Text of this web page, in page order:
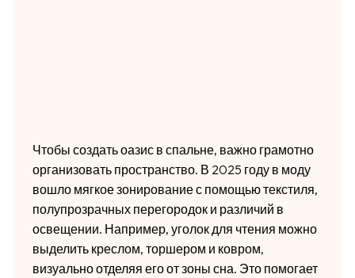
Чтобы создать оазис в спальне, важно грамотно
организовать пространство. В 2025 году в моду
вошло мягкое зонирование с помощью текстиля,
полупрозрачных перегородок и различий в
освещении. Например, уголок для чтения можно
выделить креслом, торшером и ковром,
визуально отделяя его от зоны сна. Это помогает